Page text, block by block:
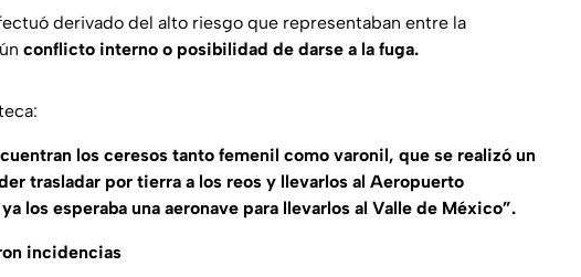
derivado del alto riesgo que representaban entre la
conflicto interno o posibilidad de darse a la fuga.
los ceresos tanto femenil como varonil, que se realizó un
trasladar por tierra a los reos y llevarlos al Aeropuerto
los esperaba una aeronave para llevarlos al Valle de México”.
incidencias